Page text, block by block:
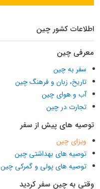
اطلاعات کشور چین
معرفی چین
سفر به چین
تاریخ، زبان و فرهنگ چین
آب و هوای چین
تجارت در چین
توصیه های پیش از سفر
ویزای چین
توصیه های بهداشتی چین
توصیه های پولی و گمرکی چین
وقتی به چین سفر کردید